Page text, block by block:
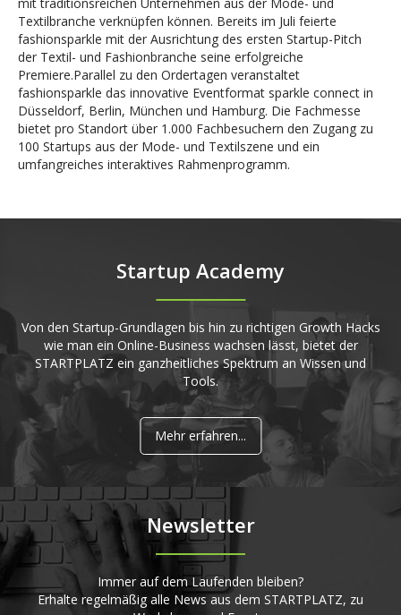
Textilbranche verknüpfen können. Bereits im Juli feierte
fashionsparkle mit der Ausrichtung des ersten Startup-Pitch
der Textil- und Fashionbranche seine erfolgreiche
Premiere.Parallel zu den Ordertagen veranstaltet
fashionsparkle das innovative Eventformat sparkle connect in
Düsseldorf, Berlin, München und Hamburg. Die Fachmesse
bietet pro Standort über 1.000 Fachbesuchern den Zugang zu
100 Startups aus der Mode- und Textilszene und ein
umfangreiches interaktives Rahmenprogramm.
Startup Academy
Von den Startup-Grundlagen bis hin zu richtigen Growth Hacks
wie man ein Online-Business wachsen lässt, bietet der
STARTPLATZ ein ganzheitliches Spektrum an Wissen und
Tools.
Mehr erfahren...
Newsletter
Immer auf dem Laufenden bleiben?
Erhalte regelmäßig alle News aus dem STARTPLATZ, zu